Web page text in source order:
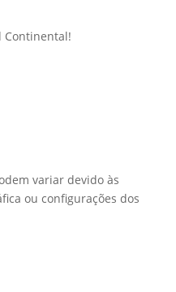
Continental!
variar devido às
ou configurações dos